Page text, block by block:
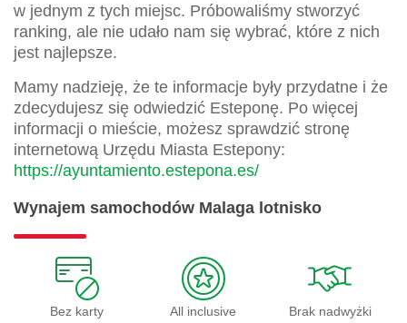
w jednym z tych miejsc. Próbowaliśmy stworzyć
ranking, ale nie udało nam się wybrać, które z nich
jest najlepsze.
Mamy nadzieję, że te informacje były przydatne i że
zdecydujesz się odwiedzić Esteponę. Po więcej
informacji o mieście, możesz sprawdzić stronę
internetową Urzędu Miasta Estepony:
https://ayuntamiento.estepona.es/
Wynajem samochodów Malaga lotnisko
Bez karty
All inclusive Brak nadwyżki